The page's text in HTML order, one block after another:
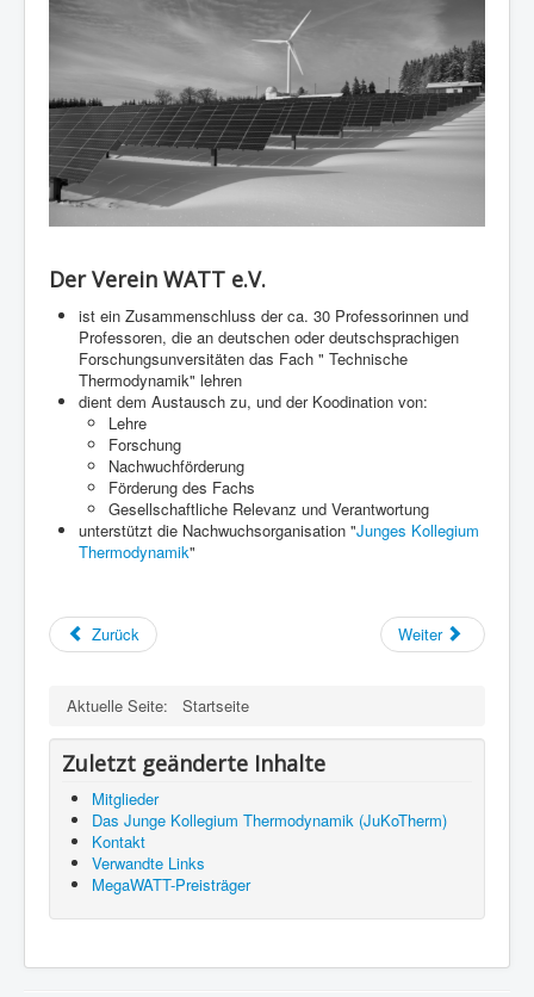
Der Verein WATT e.V.
ist ein Zusammenschluss der ca. 30 Professorinnen und
Professoren, die an deutschen oder deutschsprachigen
Forschungsunversitäten das Fach " Technische
Thermodynamik" lehren
dient dem Austausch zu, und der Koodination von:
Lehre
Forschung
Nachwuchförderung
Förderung des Fachs
Gesellschaftliche Relevanz und Verantwortung
unterstützt die Nachwuchsorganisation "Junges Kollegium
Thermodynamik"
Zurück Weiter
Aktuelle Seite: Startseite
Zuletzt geänderte Inhalte
Mitglieder
Das Junge Kollegium Thermodynamik (JuKoTherm)
Kontakt
Verwandte Links
MegaWATT-Preisträger